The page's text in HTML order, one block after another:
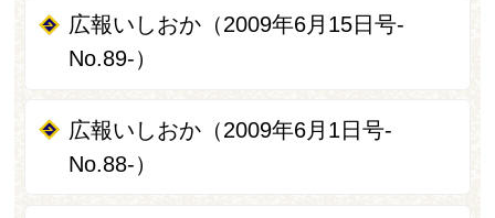
広報いしおか（2009年6月15日号-
No.89-）
広報いしおか（2009年6月1日号-
No.88-）